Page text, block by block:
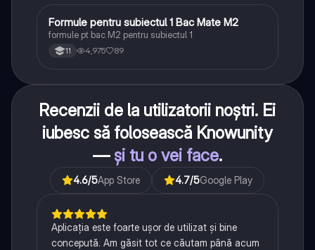
Matematică
Formule pentru subiectul 1 Bac Mate M2
formule pt bac M2 pentru subiectul 1
11 4,975 89
Recenzii de la utilizatorii noștri. Ei
iubesc să folosească Knowunity
— și tu o vei face.
4.6/5App Store 4.7/5Google Play
Aplicația este foarte ușor de utilizat și bine
concepută. Am găsit tot ce căutam până acum